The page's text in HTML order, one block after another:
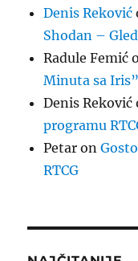
Denis Reković
Shodan –
Radule Femić
Minuta sa Iris”
Denis Reković
programu
Petar on
RTCG